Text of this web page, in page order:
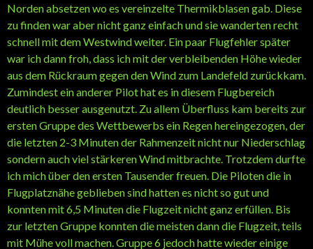
Norden absetzen wo es vereinzelte Thermikblasen gab. Diese
zu finden war aber nicht ganz einfach und sie wanderten recht
schnell mit dem Westwind weiter. Ein paar Flugfehler später
war ich dann froh, dass ich mit der verbleibenden Höhe wieder
aus dem Rückraum gegen den Wind zum Landefeld zurückkam.
Zumindest ein anderer Pilot hat es in diesem Flugbereich
deutlich besser ausgenutzt. Zu allem Überfluss kam bereits zur
ersten Gruppe des Wettbewerbs ein Regen hereingezogen, der
die letzten 2-3 Minuten der Rahmenzeit nicht nur Niederschlag
sondern auch viel stärkeren Wind mitbrachte. Trotzdem durfte
ich mich über den ersten Tausender freuen. Die Piloten die in
Flugplatznähe geblieben sind hatten es nicht so gut und
konnten mit 6,5 Minuten die Flugzeit nicht ganz erfüllen. Bis
zur letzten Gruppe konnten die meisten dann die Flugzeit, teils
mit Mühe voll machen. Gruppe 6 jedoch hatte wieder einige